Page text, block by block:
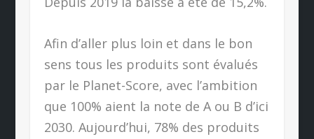
Afin d’aller plus loin et dans le bon
sens tous les produits sont évalués
par le Planet-Score, avec l’ambition
que 100% aient la note de A ou B d’ici
2030. Aujourd’hui, 78% des produits